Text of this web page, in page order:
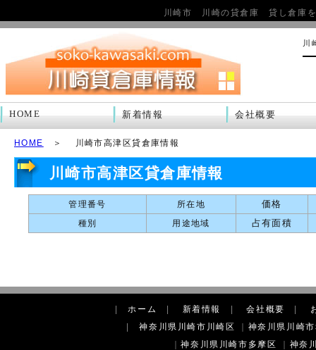
川崎市 川崎の貸倉庫 貸し倉庫
川
HOME 新着情報 会社概要
HOME ＞ 川崎市高津区貸倉庫情報
川崎市高津区貸倉庫情報
管理番号 所在地 価格
種別 用途地域 占有面積
|ホーム 新着情報 |会社概要
|神奈川県川崎市川崎区
神奈川県川崎
｜神奈川県川崎市多摩区
神奈